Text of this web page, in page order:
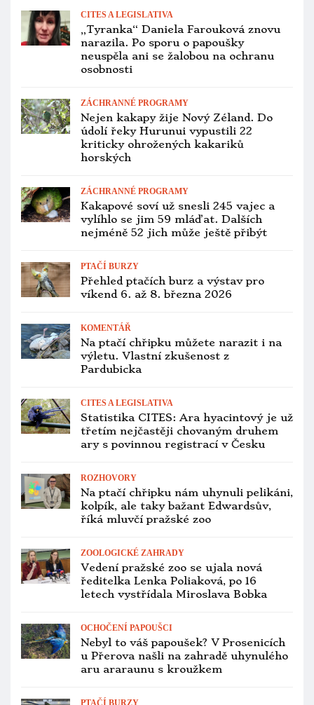
s papoušky
CITES A LEGISLATIVA
Záchranná stanice Sunny Days
vyhrála soud o týrané papoušky,
majitelka
PTAČÍ BURZY
Přehled ptačích burz a výstav pro
víkend 30. ledna až 1. února 2026
ZOOLOGICKÉ ZAHRADY
Nová ředitelka pražské zoo chce více
spolupracovat s chovatelskými
komunitami
OCHOČENÍ PAPOUŠCI
Děčín zažije 21. února workshop o
papouščích, přijede záchranná stanice
ZOOLOGICKÉ ZAHRADY
Nikoli Petr Štěpánek, pražskou zoo
povede Lenka Poliaková, bývalá
ZOOLOGICKÉ ZAHRADY
Pražskou zoo loni navštívilo téměř 1,5
milionu lidí. Jak se dařilo dalším
PTAČÍ BURZY
Přehled ptačích burz a výstav pro
víkend 23. až 25. ledna 2026
ZOOLOGICKÉ ZAHRADY
Novým ředitelem pražské zoo má být
Petr Štěpánek, bývalý předseda Strany
zelených
VETERINA
Hradec Králové zřídil krizovou linku
kvůli ptačí chřipce. Na Plačickém
písníku uhynuly labutě